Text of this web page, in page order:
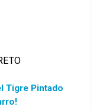
Tigre Pintado